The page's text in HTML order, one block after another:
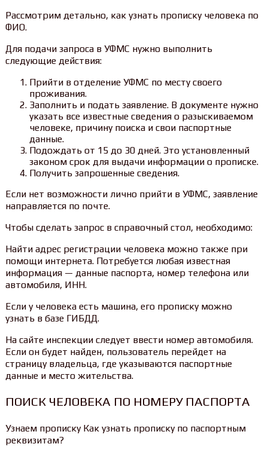
Рассмотрим детально, как узнать прописку человека по
ФИО.
Для подачи запроса в УФМС нужно выполнить
следующие действия:
Прийти в отделение УФМС по месту своего
проживания.
Заполнить и подать заявление. В документе нужно
указать все известные сведения о разыскиваемом
человеке, причину поиска и свои паспортные
данные.
Подождать от 15 до 30 дней. Это установленный
законом срок для выдачи информации о прописке.
Получить запрошенные сведения.
Если нет возможности лично прийти в УФМС, заявление
направляется по почте.
Чтобы сделать запрос в справочный стол, необходимо:
Найти адрес регистрации человека можно также при
помощи интернета. Потребуется любая известная
информация — данные паспорта, номер телефона или
автомобиля, ИНН.
Если у человека есть машина, его прописку можно
узнать в базе ГИБДД.
На сайте инспекции следует ввести номер автомобиля.
Если он будет найден, пользователь перейдет на
страницу владельца, где указываются паспортные
данные и место жительства.
ПОИСК ЧЕЛОВЕКА ПО НОМЕРУ ПАСПОРТА
Узнаем прописку Как узнать прописку по паспортным
реквизитам?